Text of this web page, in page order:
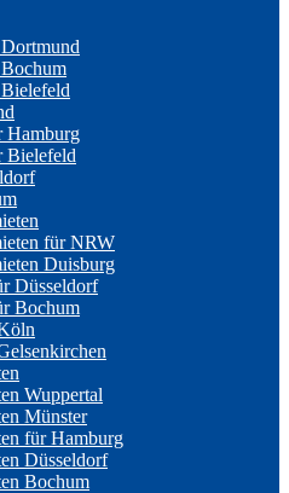
Hamburg
Bielefeld
für NRW
Duisburg
Düsseldorf
Bochum
Wuppertal
Münster
für Hamburg
Düsseldorf
Bochum